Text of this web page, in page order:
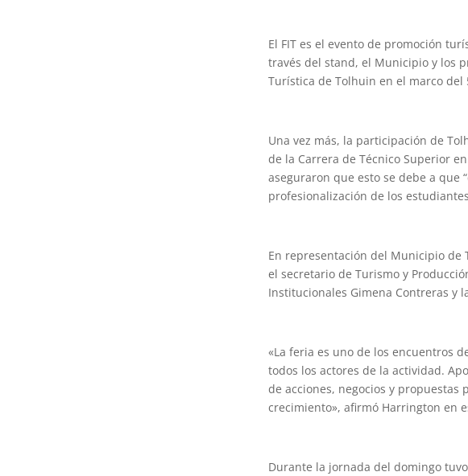
El FIT es el evento de promoción
través del stand, el Municipio y los
Turística de Tolhuin en el marco del
Una vez más, la participación de
de la Carrera de Técnico Superior
aseguraron que esto se debe a que
profesionalización de los
En representación del Municipio
el secretario de Turismo y
Institucionales Gimena Contreras y
«La feria es uno de los encuentros
todos los actores de la actividad.
de acciones, negocios y
crecimiento», afirmó Harrington en
Durante la jornada del domingo